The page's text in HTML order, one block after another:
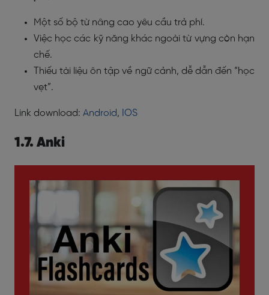
Một số bộ từ nâng cao yêu cầu trả phí.
Việc học các kỹ năng khác ngoài từ vựng còn hạn
chế.
Thiếu tài liệu ôn tập về ngữ cảnh, dễ dẫn đến “học
vẹt”.
Link download: Android, IOS
1.7. Anki